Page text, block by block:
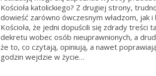
Kościoła katolickiego? Z drugiej strony,
dowieść zarówno ówczesnym władzom, jak i
Kościoła, że jedni dopuścili się zdrady treści
dekretu wobec osób nieuprawnionych, a
że to, co czytają, opiniują, a nawet
godzin wejdzie w życie…